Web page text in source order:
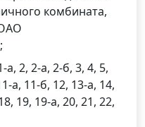
комбината,
2, 2-а, 2-б, 3, 4, 5,
а, 11-б, 12, 13-а, 14,
19, 19-а, 20, 21, 22,